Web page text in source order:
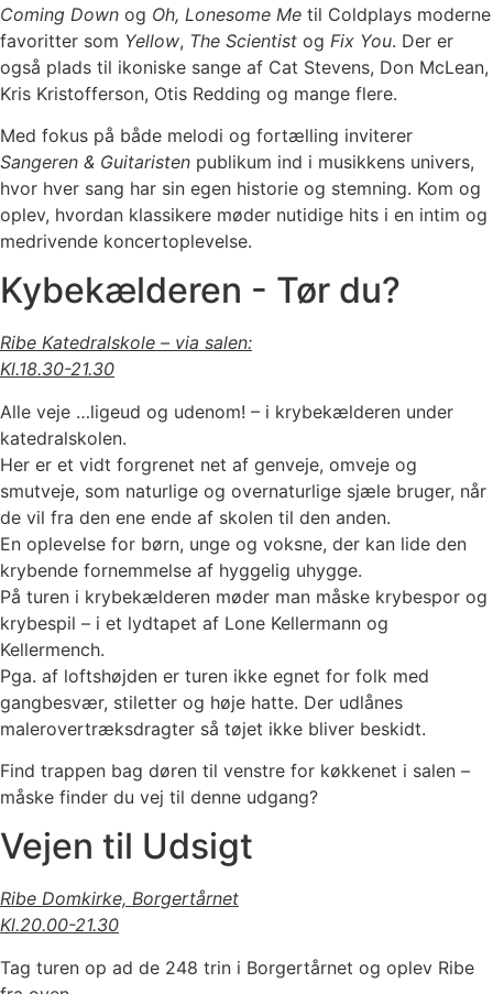
Coming Down og Oh, Lonesome Me til Coldplays moderne
favoritter som Yellow, The Scientist og Fix You. Der er
også plads til ikoniske sange af Cat Stevens, Don McLean,
Kris Kristofferson, Otis Redding og mange flere.
Med fokus på både melodi og fortælling inviterer
Sangeren & Guitaristen publikum ind i musikkens univers,
hvor hver sang har sin egen historie og stemning. Kom og
oplev, hvordan klassikere møder nutidige hits i en intim og
medrivende koncertoplevelse.
Kybekælderen - Tør du?
Ribe Katedralskole – via salen:
Kl.18.30-21.30
Alle veje …ligeud og udenom! – i krybekælderen under
katedralskolen.
Her er et vidt forgrenet net af genveje, omveje og
smutveje, som naturlige og overnaturlige sjæle bruger, når
de vil fra den ene ende af skolen til den anden.
En oplevelse for børn, unge og voksne, der kan lide den
krybende fornemmelse af hyggelig uhygge.
På turen i krybekælderen møder man måske krybespor og
krybespil – i et lydtapet af Lone Kellermann og
Kellermench.
Pga. af loftshøjden er turen ikke egnet for folk med
gangbesvær, stiletter og høje hatte. Der udlånes
malerovertræksdragter så tøjet ikke bliver beskidt.
Find trappen bag døren til venstre for køkkenet i salen –
måske finder du vej til denne udgang?
Vejen til Udsigt
Ribe Domkirke, Borgertårnet
Kl.20.00-21.30
Tag turen op ad de 248 trin i Borgertårnet og oplev Ribe